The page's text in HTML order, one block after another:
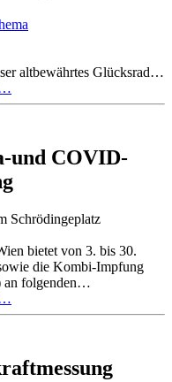
altbewährtes Glücksrad…
und COVID-
Schrödingeplatz
bietet von 3. bis 30.
die Kombi-Impfung
an folgenden…